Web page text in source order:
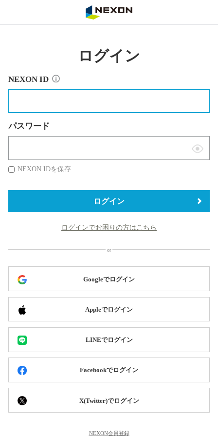
ログイン
NEXON ID
パスワード
表
替
NEXON IDを保存
ログイン
ログインでお困りの方はこちら
Googleでログイン
Appleでログイン
LINEでログイン
Facebookでログイン
X(Twitter)でログイン
NEXON会員登録